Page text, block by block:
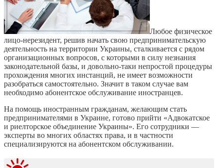
Любое физическое
лицо-нерезидент, решив начать свою предпринимательскую
деятельность на территории Украины, сталкивается с рядом
организационных вопросов, с которыми в силу незнания
законодательной базы, и довольно-таки непростой процедуры
прохождения многих инстанций, не имеет возможности
разобраться самостоятельно. Значит в таком случае вам
необходимо абонентское обслуживание иностранцев.
На помощь иностранным гражданам, желающим стать
предпринимателями в Украине, готово прийти «Адвокатское
и риелторское объединение Украины». Его сотрудники —
эксперты во многих областях права, и в частности
специализируются на абонентском обслуживании.